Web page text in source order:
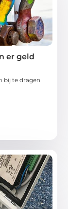
er geld
bij te dragen